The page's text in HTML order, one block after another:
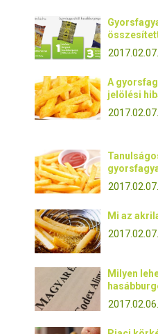
2017.02.07.
A
jelölési
2017.02.07.
2017.02.07.
Mi az
2017.02.07.
Milyen
2017.02.06.